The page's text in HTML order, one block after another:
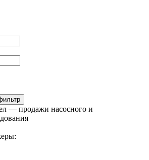
— продажи насосного и